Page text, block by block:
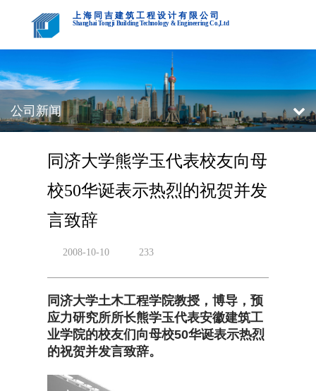
上海同吉建筑工程设计有限公司
Shanghai Tongji Building Technology & Engineering Co.,Ltd
公司新闻
同济大学熊学玉代表校友向母
校50华诞表示热烈的祝贺并发
言致辞
2008-10-10 233
同济大学土木工程学院教授，博导，预
应力研究所所长熊学玉代表安徽建筑工
业学院的校友们向母校50华诞表示热烈
的祝贺并发言致辞。